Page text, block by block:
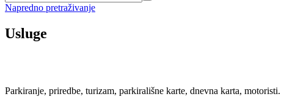
Napredno pretraživanje
Usluge
Parkiranje, priredbe, turizam, parkirališne karte, dnevna karta, motoristi.